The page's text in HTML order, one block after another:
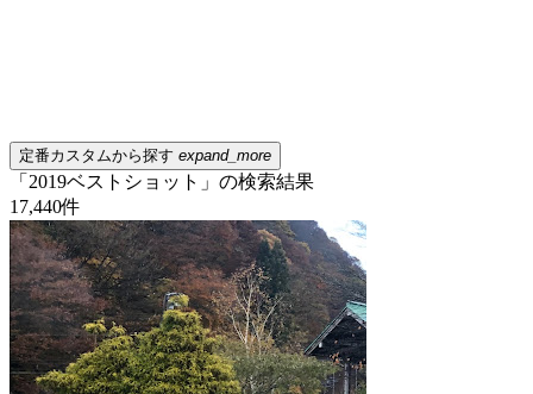
定番カスタムから探す expand_more
「2019ベストショット」の検索結果
17,440件